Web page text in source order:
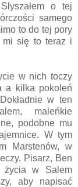
o tej
samego
to do tej pory
mi się to teraz i
w nich toczy
a kilka pokoleń
w ten
maleńkie
podobne mu
W tym
Marstenów, w
Pisarz, Ben
życia w Salem
aby napisać